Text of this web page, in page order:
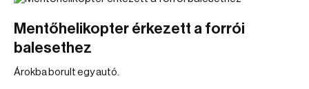
Mentőhelikopter érkezett a forrói
balesethez
Árokba borult egy autó.